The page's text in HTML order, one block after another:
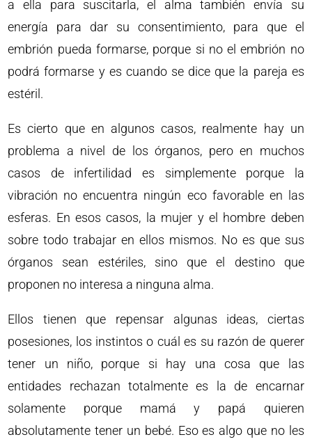
a ella para suscitarla, el alma también envía su
energía para dar su consentimiento, para que el
embrión pueda formarse, porque si no el embrión no
podrá formarse y es cuando se dice que la pareja es
estéril.
Es cierto que en algunos casos, realmente hay un
problema a nivel de los órganos, pero en muchos
casos de infertilidad es simplemente porque la
vibración no encuentra ningún eco favorable en las
esferas. En esos casos, la mujer y el hombre deben
sobre todo trabajar en ellos mismos. No es que sus
órganos sean estériles, sino que el destino que
proponen no interesa a ninguna alma.
Ellos tienen que repensar algunas ideas, ciertas
posesiones, los instintos o cuál es su razón de querer
tener un niño, porque si hay una cosa que las
entidades rechazan totalmente es la de encarnar
solamente porque mamá y papá quieren
absolutamente tener un bebé. Eso es algo que no les